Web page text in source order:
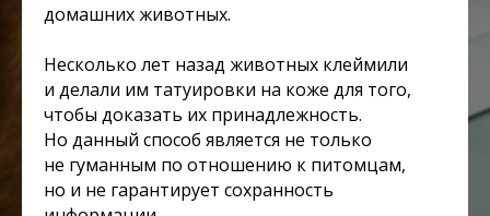
домашних животных.
Несколько лет назад животных клеймили
и делали им татуировки на коже для того,
чтобы доказать их принадлежность.
Но данный способ является не только
не гуманным по отношению к питомцам,
но и не гарантирует сохранность